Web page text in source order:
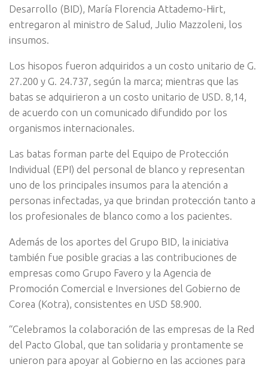
Desarrollo (BID), María Florencia Attademo-Hirt,
entregaron al ministro de Salud, Julio Mazzoleni, los
insumos.
Los hisopos fueron adquiridos a un costo unitario de G.
27.200 y G. 24.737, según la marca; mientras que las
batas se adquirieron a un costo unitario de USD. 8,14,
de acuerdo con un comunicado difundido por los
organismos internacionales.
Las batas forman parte del Equipo de Protección
Individual (EPI) del personal de blanco y representan
uno de los principales insumos para la atención a
personas infectadas, ya que brindan protección tanto a
los profesionales de blanco como a los pacientes.
Además de los aportes del Grupo BID, la iniciativa
también fue posible gracias a las contribuciones de
empresas como Grupo Favero y la Agencia de
Promoción Comercial e Inversiones del Gobierno de
Corea (Kotra), consistentes en USD 58.900.
“Celebramos la colaboración de las empresas de la Red
del Pacto Global, que tan solidaria y prontamente se
unieron para apoyar al Gobierno en las acciones para